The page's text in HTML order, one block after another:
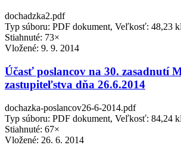
dochadzka2.pdf
Typ súboru: PDF dokument, Veľkosť: 48,23
Stiahnuté: 73×
Vložené: 9. 9. 2014
Účasť poslancov na 30. zasadnutí
zastupiteľstva dňa 26.6.2014
dochazka-poslancov26-6-2014.pdf
Typ súboru: PDF dokument, Veľkosť: 84,24
Stiahnuté: 67×
Vložené: 26. 6. 2014